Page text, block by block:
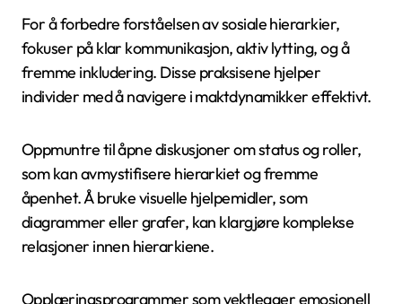
Hvordan påvirker sosiale hierarkier
konfliktløsning?
Sosiale hierarkier former betydelig konfliktløsning
ved å etablere maktdynamikker og påvirke
dominerer ofte diskusjoner, mens individer med
lavere status kan føle seg marginalisert. Denne
maktubalansen kan føre til at konflikter blir løst til
fordel for de med større autoritet. For eksempel, i
organisasjonsinnstillinger kan ledere pålegge
overse perspektivene til underordnede. I tillegg kan